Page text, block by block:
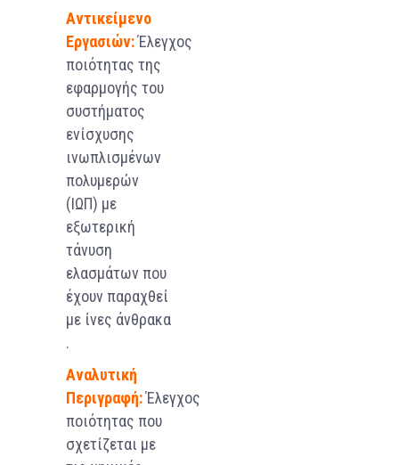
Αντικείμενο
Εργασιών:Έλεγχος
ποιότητας της
εφαρμογής του
συστήματος
ενίσχυσης
ινωπλισμένων
πολυμερών
(ΙΩΠ) με
εξωτερική
τάνυση
ελασμάτων που
έχουν παραχθεί
με ίνες άνθρακα
.
Αναλυτική
Περιγραφή:Έλεγχος
ποιότητας που
σχετίζεται με